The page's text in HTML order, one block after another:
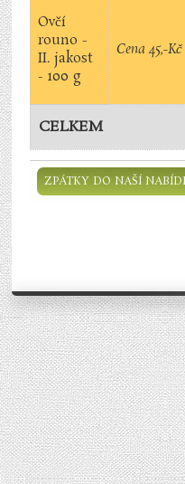
Ovčí
rouno -
II. jakost
- 100 g
Cena 45,-Kč
CELKEM